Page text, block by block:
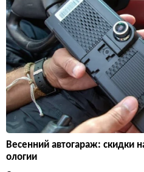
Весенний автогараж: скидки
ологии